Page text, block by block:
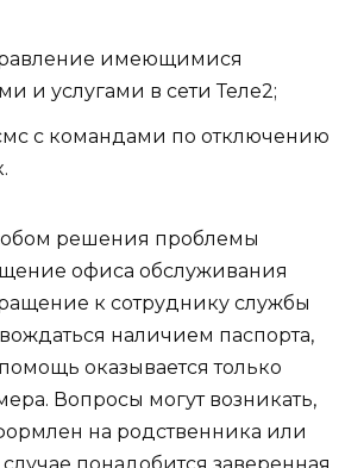
имеющимися
и услугами в сети Теле2;
с командами по отключению
решения проблемы
офиса обслуживания
к сотруднику службы
наличием паспорта,
оказывается только
Вопросы могут возникать,
на родственника или